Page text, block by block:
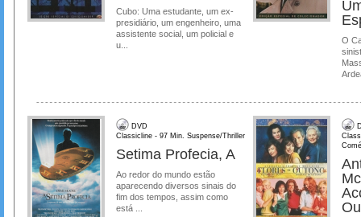
Cubo: Uma estudante, um ex-
presidiário, um engenheiro, uma
assistente social, um policial e
u...
O
DVD
Classicline - 97 Min. Suspense/Thriller
Setima Profecia, A
Ao redor do mundo estão
aparecendo diversos sinais do
fim dos tempos, assim como
está ...